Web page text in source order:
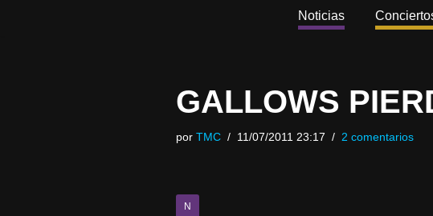
Noticias
GALLOWS
por TMC 11/07/2011 23:17 2 comentarios
N